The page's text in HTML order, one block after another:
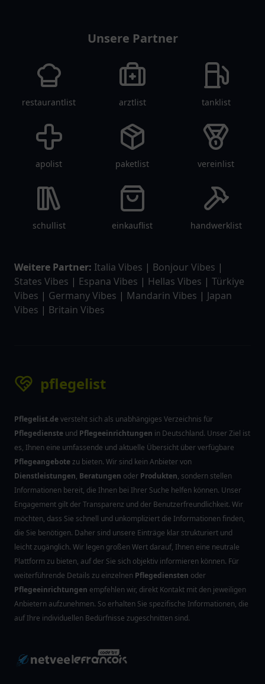
Unsere Partner
restaurantlist arztlist tanklist
apolist paketlist vereinlist
schullist einkauflist handwerklist
Weitere Partner: Italia Vibes | Bonjour Vibes |
States Vibes | Espana Vibes | Hellas Vibes | Türkiye
Vibes | Germany Vibes | Mandarin Vibes | Japan
Vibes | Britain Vibes
pflegelist
Pflegelist.deversteht sich als unabhängiges Verzeichnis für
Pflegedienste und Pflegeeinrichtungen in Deutschland. Unser Ziel ist
es, Ihnen eine umfassende und aktuelle Übersicht über verfügbare
Pflegeangebotezu bieten. Wir sind kein Anbieter von
Dienstleistungen, Beratungen oder Produkten, sondern stellen
Informationen bereit, die Ihnen bei Ihrer Suche helfen können. Unser
Engagement gilt der Transparenz und der Benutzerfreundlichkeit. Wir
möchten, dass Sie schnell und unkompliziert die Informationen finden,
die Sie benötigen. Daher sind unsere Einträge klar strukturiert und
leicht zugänglich. Wir legen großen Wert darauf, Ihnen eine neutrale
Plattform zu bieten, auf der Sie sich objektiv informieren können. Für
weiterführende Details zu einzelnen Pflegediensten oder
Pflegeeinrichtungen empfehlen wir, direkt Kontakt mit den jeweiligen
Anbietern aufzunehmen. So erhalten Sie spezifische Informationen, die
auf Ihre individuellen Bedürfnisse zugeschnitten sind.